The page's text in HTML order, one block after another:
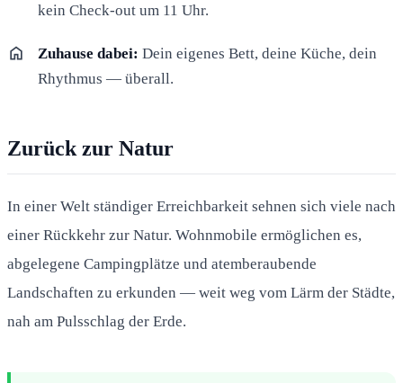
kein Check-out um 11 Uhr.
home Zuhause dabei: Dein eigenes Bett, deine Küche, dein
Rhythmus — überall.
Zurück zur Natur
In einer Welt ständiger Erreichbarkeit sehnen sich viele nach
einer Rückkehr zur Natur. Wohnmobile ermöglichen es,
abgelegene Campingplätze und atemberaubende
Landschaften zu erkunden — weit weg vom Lärm der Städte,
nah am Pulsschlag der Erde.